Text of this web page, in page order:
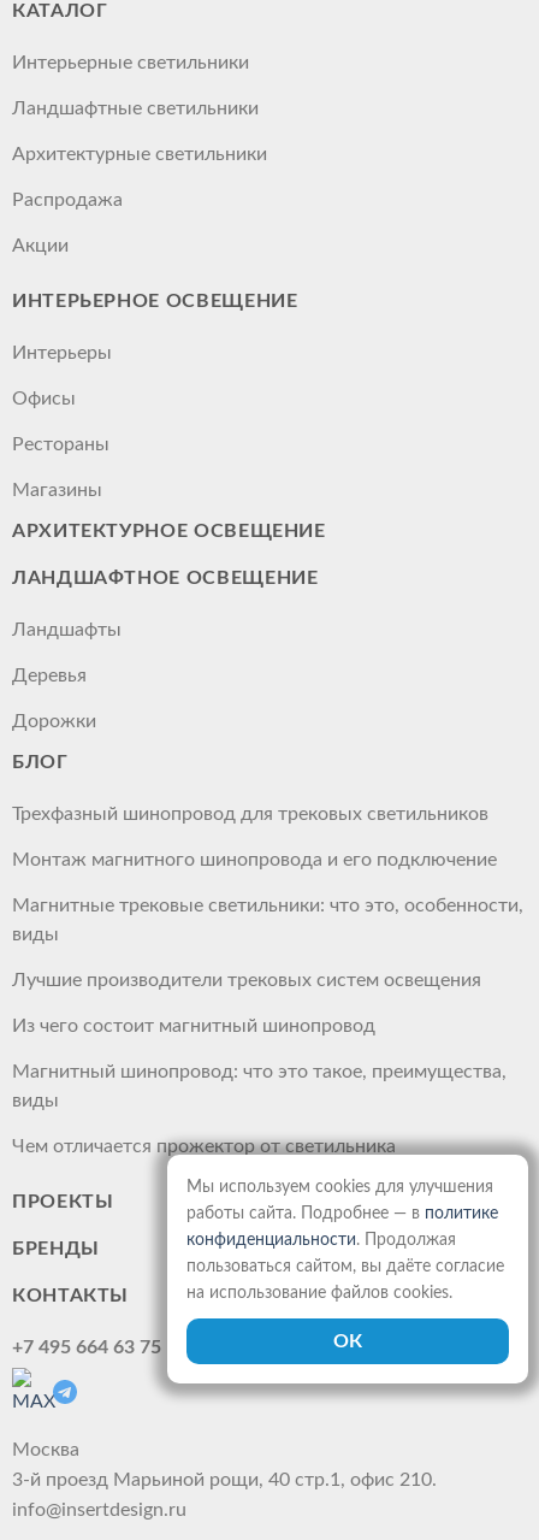
КАТАЛОГ
Интерьерные светильники
Ландшафтные светильники
Архитектурные светильники
Распродажа
Акции
ИНТЕРЬЕРНОЕ ОСВЕЩЕНИЕ
Интерьеры
Офисы
Рестораны
Магазины
АРХИТЕКТУРНОЕ ОСВЕЩЕНИЕ
ЛАНДШАФТНОЕ ОСВЕЩЕНИЕ
Ландшафты
Деревья
Дорожки
БЛОГ
Трехфазный шинопровод для трековых светильников
Монтаж магнитного шинопровода и его подключение
Магнитные трековые светильники: что это, особенности,
виды
Лучшие производители трековых систем освещения
Из чего состоит магнитный шинопровод
Магнитный шинопровод: что это такое, преимущества,
виды
Чем отличается прожектор от светильника
ПРОЕКТЫ
БРЕНДЫ
КОНТАКТЫ
+7 495 664 63 75
Москва
3-й проезд Марьиной рощи, 40 стр.1, офис 210.
info@insertdesign.ru
Мы используем cookies для улучшения
работы сайта. Подробнее — в политике
конфиденциальности. Продолжая
пользоваться сайтом, вы даёте согласие
на использование файлов cookies.